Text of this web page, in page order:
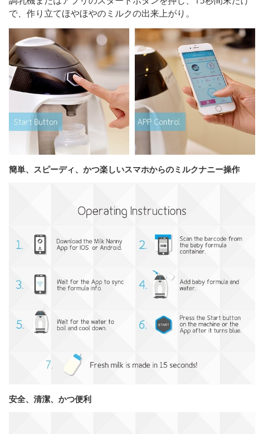
で、作り立てほやほやのミルクの出来上がり。
簡単、スピーディ、かつ楽しいスマホからのミルクナニー操作
安全、清潔、かつ便利